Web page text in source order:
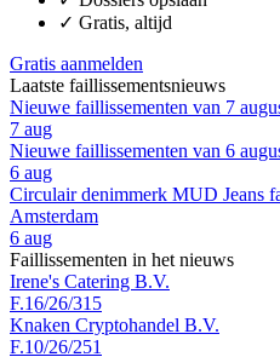
✓ Gratis, altijd
Gratis aanmelden
Laatste faillissementsnieuws
Nieuwe faillissementen van 7
7 aug
Nieuwe faillissementen van 6
6 aug
Circulair denimmerk MUD Jeans
Amsterdam
6 aug
Faillissementen in het nieuws
Irene's Catering B.V.
F.16/26/315
Knaken Cryptohandel B.V.
F.10/26/251